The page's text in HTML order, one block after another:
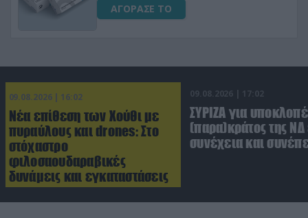
ΑΓΟΡΑΣΕ ΤΟ
09.08.2026 | 16:02
Νέα επίθεση των Χούθι με
πυραύλους και drones: Στο
στόχαστρο
φιλοσαουδαραβικές
δυνάμεις και εγκαταστάσεις
09.08.2026 | 17:02
ΣΥΡΙΖΑ για
(παρα)κράτος της ΝΔ
συνέχεια και